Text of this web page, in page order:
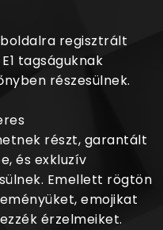
regisztrált
tagságuknak
részesülnek.
részt, garantált
és exkluzív
Emellett rögtön
emojikat
érzelmeiket.